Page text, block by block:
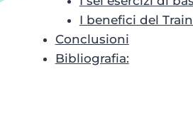
I benefici del
Conclusioni
Bibliografia: